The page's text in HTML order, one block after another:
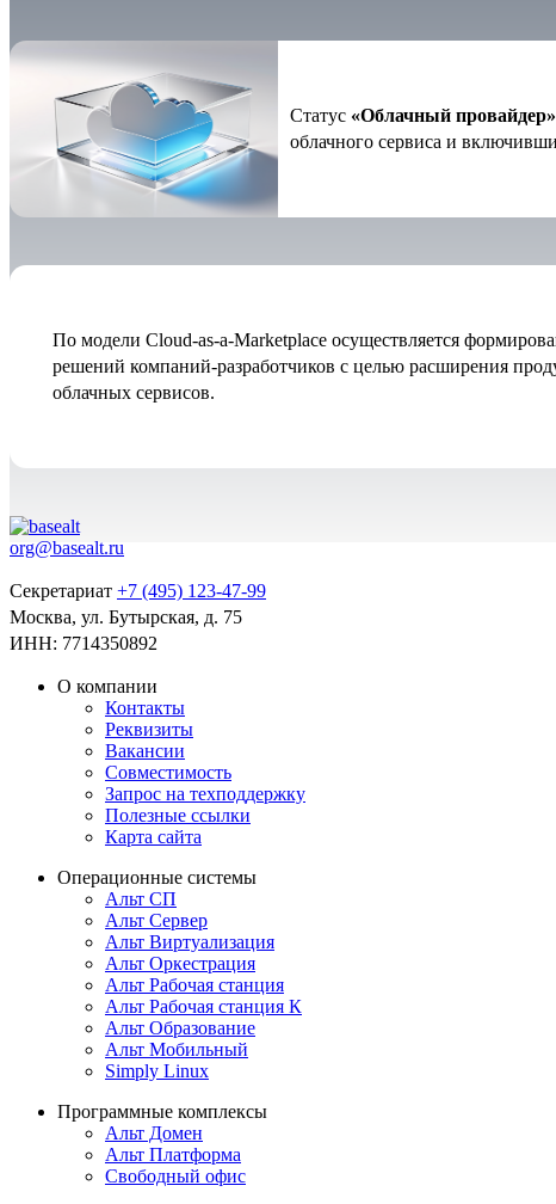
Статус «Облачный провайдер»
облачного сервиса и
По модели Cloud-as-a-Marketplace осуществляется
решений компаний-разработчиков с целью расширения
облачных сервисов.
org@basealt.ru
Секретариат +7 (495) 123-47-99
Москва, ул. Бутырская, д. 75
ИНН: 7714350892
О компании
Контакты
Реквизиты
Вакансии
Совместимость
Запрос на техподдержку
Полезные ссылки
Карта сайта
Операционные системы
Альт СП
Альт Сервер
Альт Виртуализация
Альт Оркестрация
Альт Рабочая станция
Альт Рабочая станция К
Альт Образование
Альт Мобильный
Simply Linux
Программные комплексы
Альт Домен
Альт Платформа
Свободный офис